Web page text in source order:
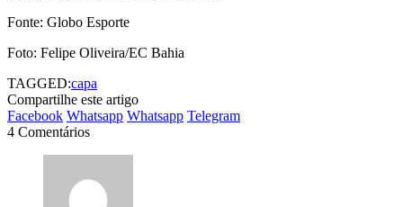
Fonte: Globo Esporte
Foto: Felipe Oliveira/EC Bahia
TAGGED:capa
Compartilhe este artigo
Facebook Whatsapp Whatsapp Telegram
4 Comentários